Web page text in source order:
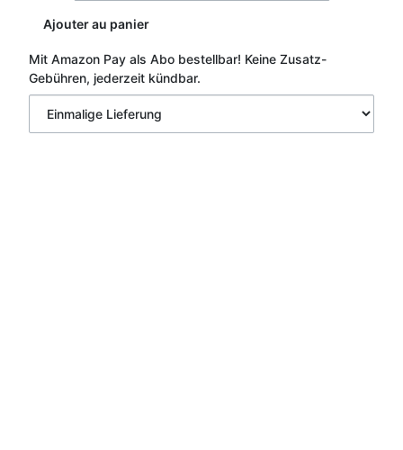
Ajouter au panier
Mit Amazon Pay als Abo bestellbar! Keine Zusatz-
Gebühren, jederzeit kündbar.